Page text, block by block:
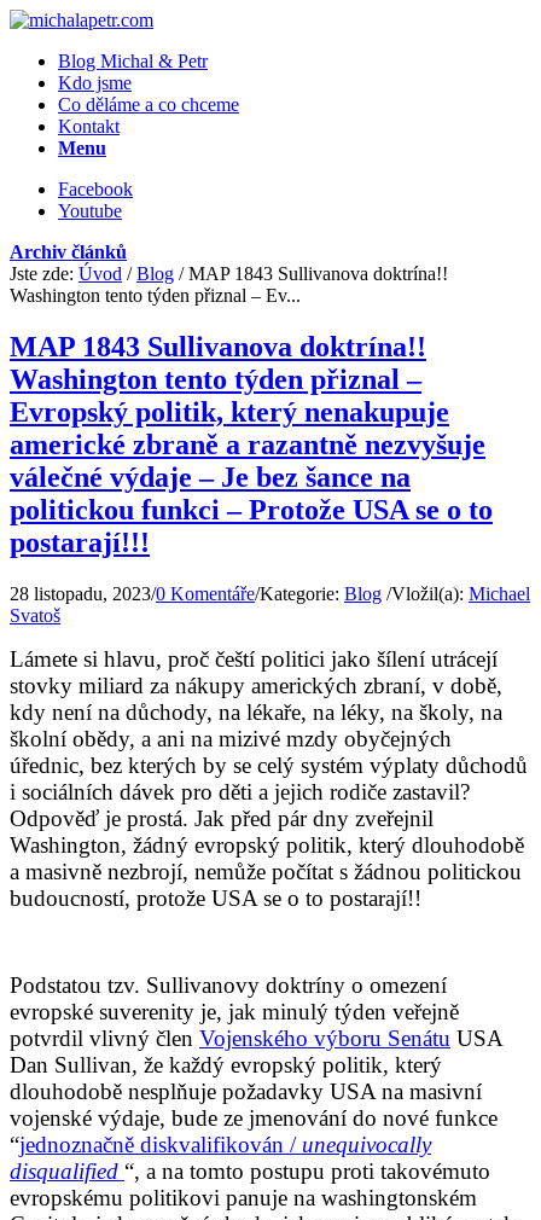
Blog Michal & Petr
Kdo jsme
Co děláme a co chceme
Kontakt
Menu
Facebook
Youtube
Archiv článků
Jste zde: Úvod / Blog / MAP 1843 Sullivanova doktrína!!
Washington tento týden přiznal – Ev...
MAP 1843 Sullivanova doktrína!!
Washington tento týden přiznal –
Evropský politik, který nenakupuje
americké zbraně a razantně nezvyšuje
válečné výdaje – Je bez šance na
politickou funkci – Protože USA se o to
postarají!!!
28 listopadu, 2023/0 Komentáře/Kategorie: Blog /Vložil(a): Michael
Svatoš
Lámete si hlavu, proč čeští politici jako šílení utrácejí
stovky miliard za nákupy amerických zbraní, v době,
kdy není na důchody, na lékaře, na léky, na školy, na
školní obědy, a ani na mizivé mzdy obyčejných
úřednic, bez kterých by se celý systém výplaty důchodů
i sociálních dávek pro děti a jejich rodiče zastavil?
Odpověď je prostá. Jak před pár dny zveřejnil
Washington, žádný evropský politik, který dlouhodobě
a masivně nezbrojí, nemůže počítat s žádnou politickou
budoucností, protože USA se o to postarají!!
Podstatou tzv. Sullivanovy doktríny o omezení
evropské suverenity je, jak minulý týden veřejně
potvrdil vlivný člen Vojenského výboru Senátu USA
Dan Sullivan, že každý evropský politik, který
dlouhodobě nesplňuje požadavky USA na masivní
vojenské výdaje, bude ze jmenování do nové funkce
“jednoznačně diskvalifikován / unequivocally
disqualified “, a na tomto postupu proti takovémuto
evropskému politikovi panuje na washingtonském